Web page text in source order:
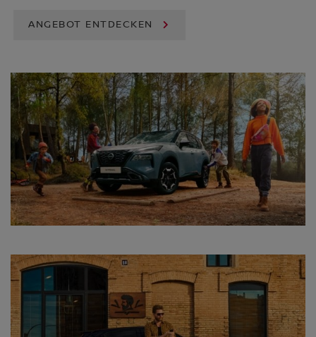
ANGEBOT ENTDECKEN